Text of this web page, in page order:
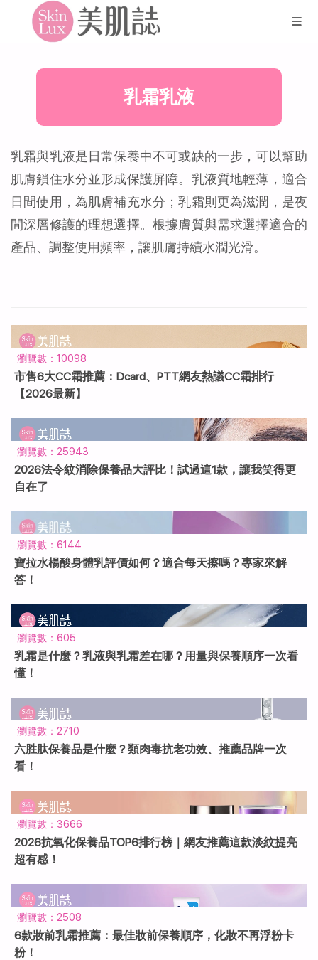
乳霜乳液
乳霜與乳液是日常保養中不可或缺的一步，可以幫助
肌膚鎖住水分並形成保護屏障。乳液質地輕薄，適合
日間使用，為肌膚補充水分；乳霜則更為滋潤，是夜
間深層修護的理想選擇。根據膚質與需求選擇適合的
產品、調整使用頻率，讓肌膚持續水潤光滑。
瀏覽數：10098
市售6大CC霜推薦：Dcard、PTT網友熱議CC霜排行
【2026最新】
瀏覽數：25943
2026法令紋消除保養品大評比！試過這1款，讓我笑得更
自在了
瀏覽數：6144
寶拉水楊酸身體乳評價如何？適合每天擦嗎？專家來解
答！
瀏覽數：605
乳霜是什麼？乳液與乳霜差在哪？用量與保養順序一次看
懂！
瀏覽數：2710
六胜肽保養品是什麼？類肉毒抗老功效、推薦品牌一次
看！
瀏覽數：3666
2026抗氧化保養品TOP6排行榜｜網友推薦這款淡紋提亮
超有感！
瀏覽數：2508
6款妝前乳霜推薦：最佳妝前保養順序，化妝不再浮粉卡
粉！